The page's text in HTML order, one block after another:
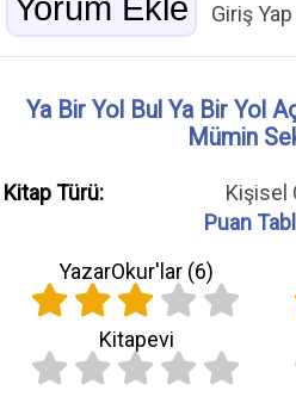
Giriş Yap
Ya Bir Yol Bul Ya Bir Yol
Mümin
Kitap Türü:
Kişisel
Puan
YazarOkur'lar (6)
Kitapevi